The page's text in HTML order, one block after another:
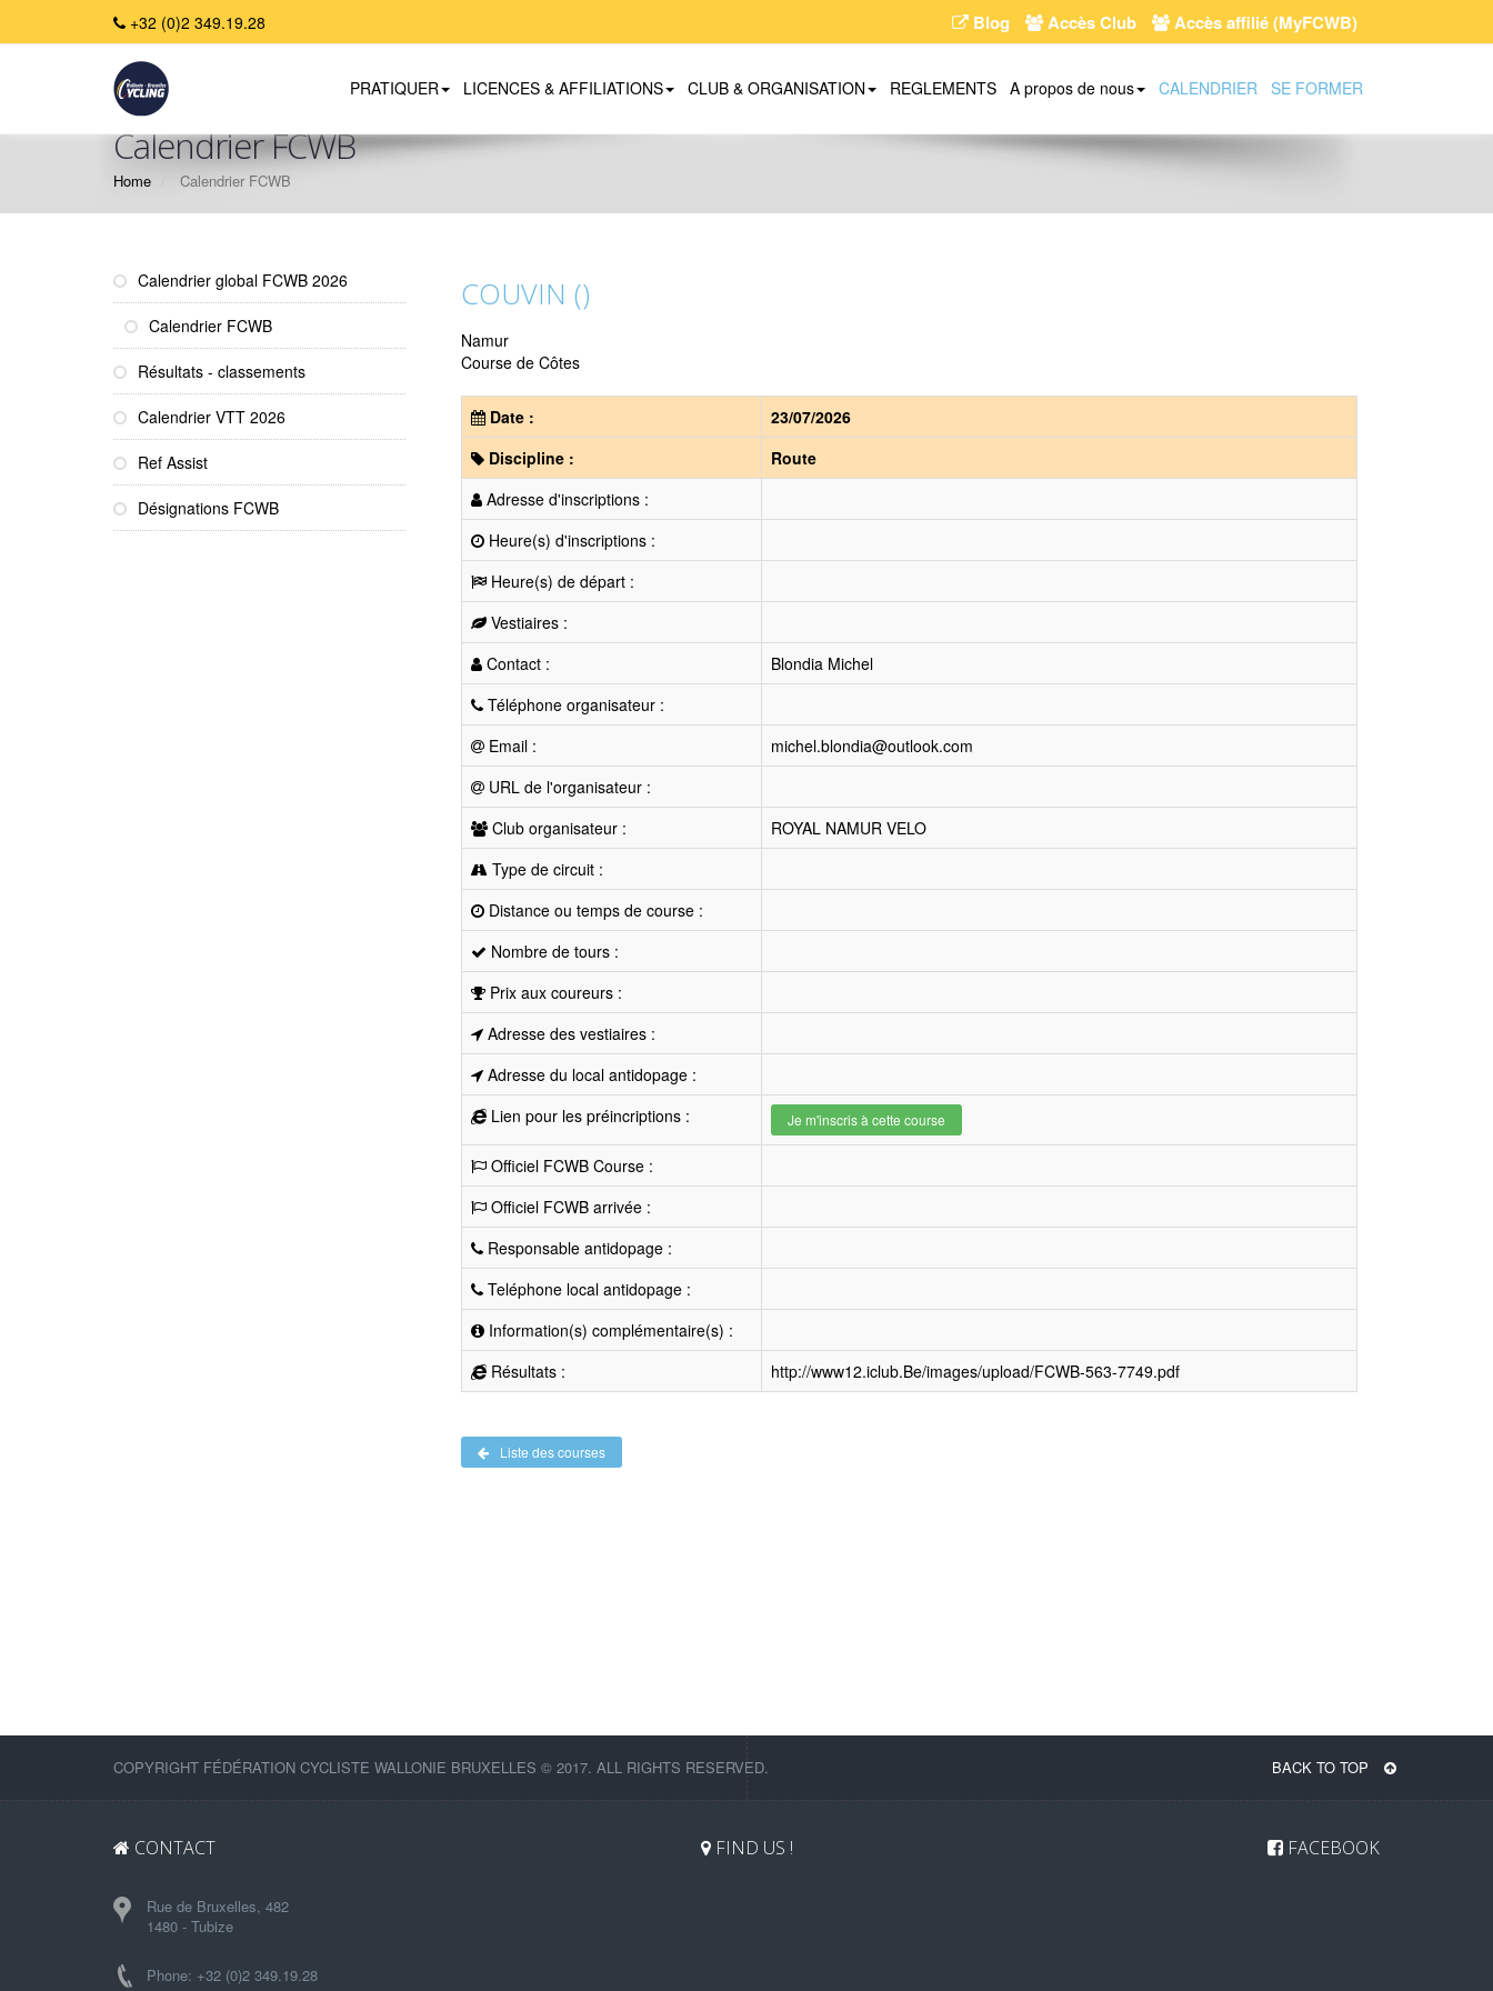
+32 (0)2 349.19.28 Blog Accès Club Accès affilié (MyFCWB)
PRATIQUER LICENCES & AFFILIATIONS CLUB & ORGANISATION REGLEMENTS A propos de nous CALENDRIER SE FORMER
Calendrier FCWB
Home Calendrier FCWB
Calendrier global FCWB 2026
Calendrier FCWB
Résultats - classements
Calendrier VTT 2026
Ref Assist
Désignations FCWB
COUVIN ()
Namur
Course de Côtes
Date :
23/07/2026
Discipline :
Route
Adresse d'inscriptions :
Heure(s) d'inscriptions :
Heure(s) de départ :
Vestiaires :
Contact :
Blondia Michel
Téléphone organisateur :
Email :
michel.blondia@outlook.com
URL de l'organisateur :
Club organisateur :
ROYAL NAMUR VELO
Type de circuit :
Distance ou temps de course :
Nombre de tours :
Prix aux coureurs :
Adresse des vestiaires :
Adresse du local antidopage :
Lien pour les préincriptions :
Je m'inscris à cette course
Officiel FCWB Course :
Officiel FCWB arrivée :
Responsable antidopage :
Teléphone local antidopage :
Information(s) complémentaire(s) :
Résultats :
http://www12.iclub.Be/images/upload/FCWB-563-7749.pdf
Liste des courses
COPYRIGHT FÉDÉRATION CYCLISTE WALLONIE BRUXELLES © 2017. ALL RIGHTS RESERVED. BACK TO TOP
CONTACT
Rue de Bruxelles, 482
1480 - Tubize
Phone: +32 (0)2 349.19.28
FIND US ! FACEBOOK